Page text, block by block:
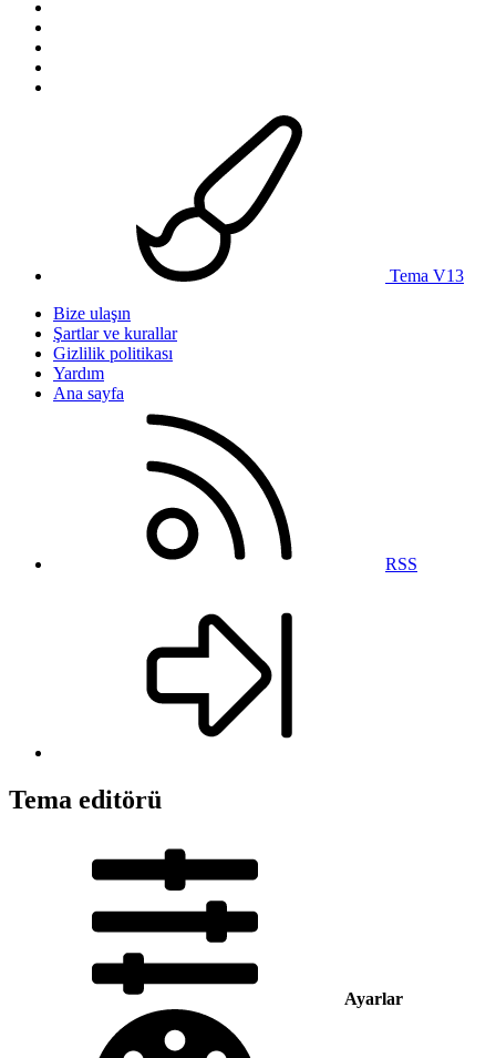
Tema V13
Bize ulaşın
Şartlar ve kurallar
Gizlilik politikası
Yardım
Ana sayfa
RSS
Tema editörü
Ayarlar